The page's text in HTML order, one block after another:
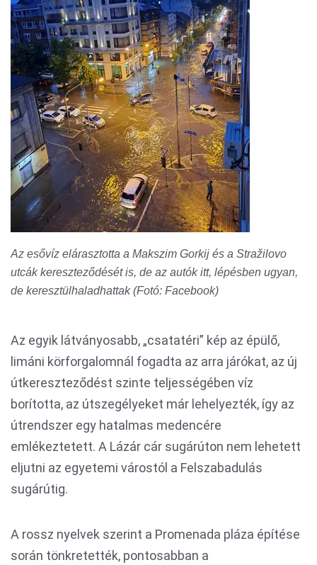
Az esővíz elárasztotta a Makszim Gorkij és a Stražilovo
utcák kereszteződését is, de az autók itt, lépésben ugyan,
de keresztülhaladhattak (Fotó: Facebook)
Az egyik látványosabb, „csatatéri” kép az épülő,
limáni körforgalomnál fogadta az arra járókat, az új
útkereszteződést szinte teljességében víz
borította, az útszegélyeket már lehelyezték, így az
útrendszer egy hatalmas medencére
emlékeztetett. A Lázár cár sugárúton nem lehetett
eljutni az egyetemi várostól a Felszabadulás
sugárútig.
A rossz nyelvek szerint a Promenada pláza építése
során tönkretették, pontosabban a